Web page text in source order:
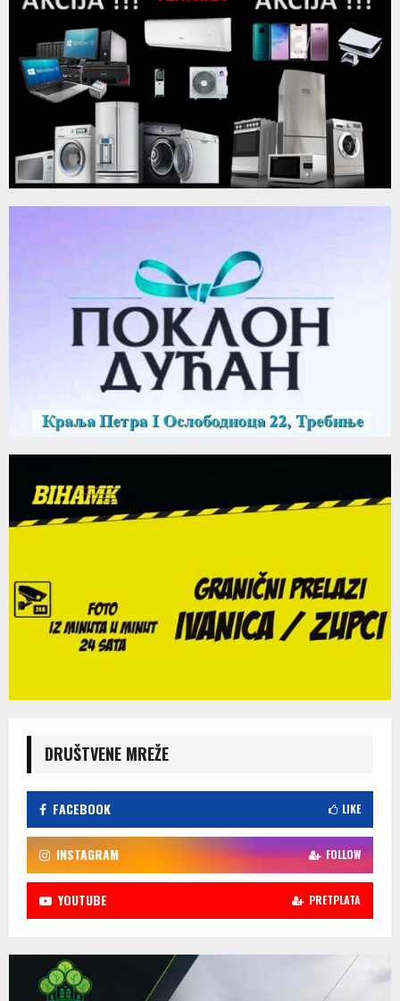
DRUŠTVENE MREŽE
FACEBOOK LIKE
INSTAGRAM FOLLOW
YOUTUBE PRETPLATA